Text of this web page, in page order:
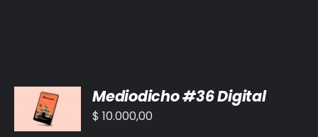
AL
CARRITO
/
Mediodicho #36 Digital
$ 10.000,00